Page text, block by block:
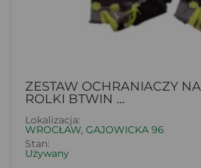
ZESTAW OCHRANIACZY
ROLKI BTWIN ...
Lokalizacja:
WROCŁAW, GAJOWICKA 96
Stan:
Używany